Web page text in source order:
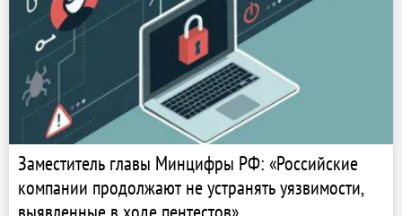
Заместитель главы Минцифры РФ: «Российские
компании продолжают не устранять уязвимости,